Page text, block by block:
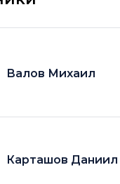
Валов Михаил
Карташов Даниил